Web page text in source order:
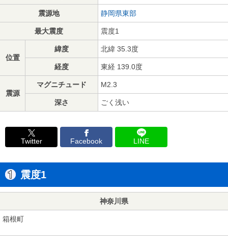
震源地 静岡県東部
最大震度 震度1
位置
緯度 北緯 35.3度
経度 東経 139.0度
震源
マグニチュード M2.3
深さ ごく浅い
Twitter Facebook LINE
震度1
神奈川県
箱根町